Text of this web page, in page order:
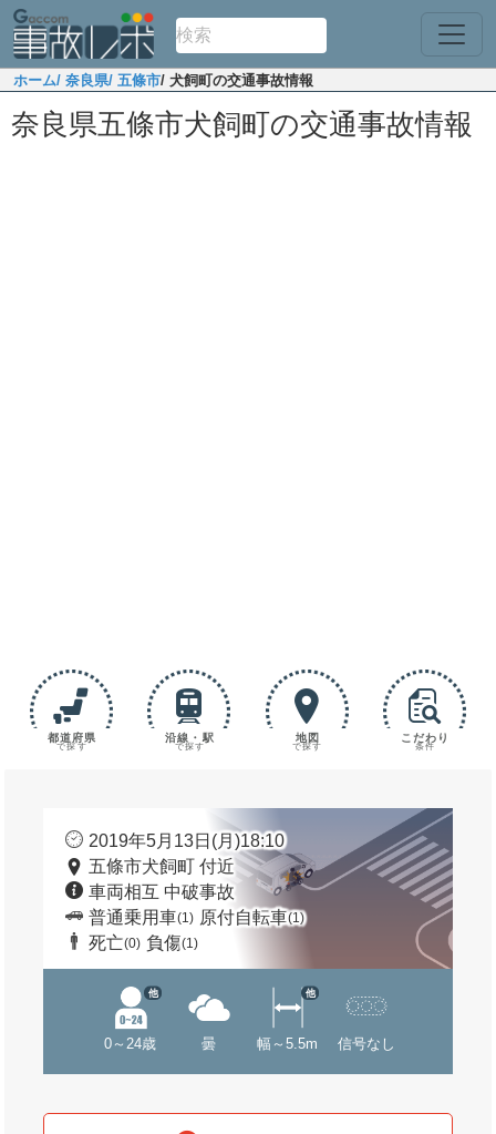
ホーム/ 奈良県/ 五條市/ 犬飼町の交通事故情報
奈良県五條市犬飼町の交通事故情報
都道府県
で探す
沿線・駅
で探す
地図
で探す
こだわり
条件
2019年5月13日(月)18:10
五條市犬飼町 付近
車両相互 中破事故
普通乗用車(1) 原付自転車(1)
死亡(0) 負傷(1)
0～24歳
他
曇 幅～5.5m
他
信号なし